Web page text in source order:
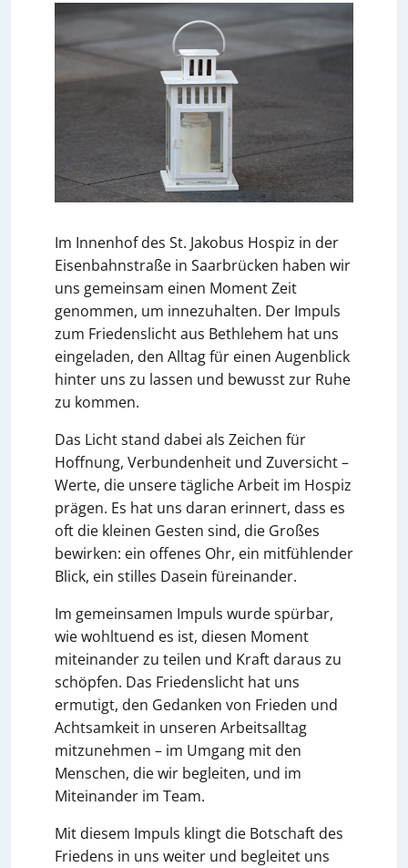
Im Innenhof des St. Jakobus Hospiz in der
Eisenbahnstraße in Saarbrücken haben wir
uns gemeinsam einen Moment Zeit
genommen, um innezuhalten. Der Impuls
zum Friedenslicht aus Bethlehem hat uns
eingeladen, den Alltag für einen Augenblick
hinter uns zu lassen und bewusst zur Ruhe
zu kommen.
Das Licht stand dabei als Zeichen für
Hoffnung, Verbundenheit und Zuversicht –
Werte, die unsere tägliche Arbeit im Hospiz
prägen. Es hat uns daran erinnert, dass es
oft die kleinen Gesten sind, die Großes
bewirken: ein offenes Ohr, ein mitfühlender
Blick, ein stilles Dasein füreinander.
Im gemeinsamen Impuls wurde spürbar,
wie wohltuend es ist, diesen Moment
miteinander zu teilen und Kraft daraus zu
schöpfen. Das Friedenslicht hat uns
ermutigt, den Gedanken von Frieden und
Achtsamkeit in unseren Arbeitsalltag
mitzunehmen – im Umgang mit den
Menschen, die wir begleiten, und im
Miteinander im Team.
Mit diesem Impuls klingt die Botschaft des
Friedens in uns weiter und begleitet uns